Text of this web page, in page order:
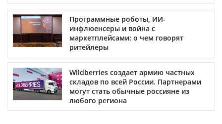
Программные роботы, ИИ-
инфлюенсеры и война с
маркетплейсами: о чем говорят
ритейлеры
Wildberries создает армию частных
складов по всей России. Партнерами
могут стать обычные россияне из
любого региона